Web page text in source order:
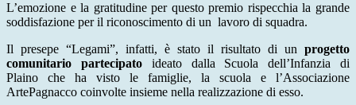
L’emozione e la gratitudine per questo premio rispecchia la grande
soddisfazione per il riconoscimento di un lavoro di squadra.
Il presepe “Legami”, infatti, è stato il risultato di un progetto
comunitario partecipato ideato dalla Scuola dell’Infanzia di
Plaino
che ha visto le famiglie, la scuola e l’Associazione
ArtePagnacco coinvolte insieme nella realizzazione di esso.